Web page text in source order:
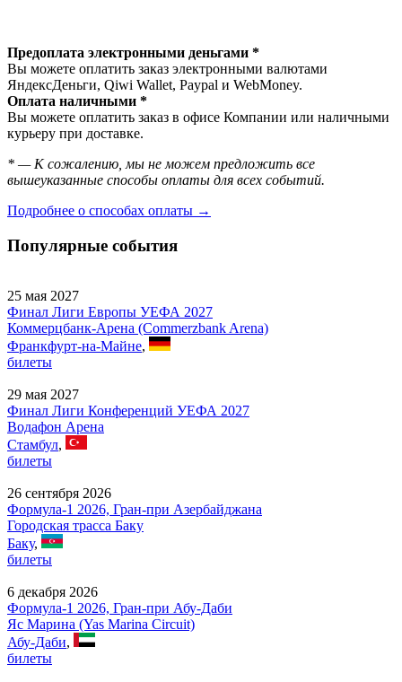
Предоплата электронными деньгами *
Вы можете оплатить заказ электронными валютами
ЯндексДеньги, Qiwi Wallet, Paypal и WebMoney.
Оплата наличными *
Вы можете оплатить заказ в офисе Компании или наличными
курьеру при доставке.
* — К сожалению, мы не можем предложить все
вышеуказанные способы оплаты для всех событий.
Подробнее о способах оплаты →
Популярные события
25 мая 2027
Финал Лиги Европы УЕФА 2027
Коммерцбанк-Арена (Commerzbank Arena)
Франкфурт-на-Майне,
билеты
29 мая 2027
Финал Лиги Конференций УЕФА 2027
Водафон Арена
Стамбул,
билеты
26 сентября 2026
Формула-1 2026, Гран-при Азербайджана
Городская трасса Баку
Баку,
билеты
6 декабря 2026
Формула-1 2026, Гран-при Абу-Даби
Яс Марина (Yas Marina Circuit)
Абу-Даби,
билеты